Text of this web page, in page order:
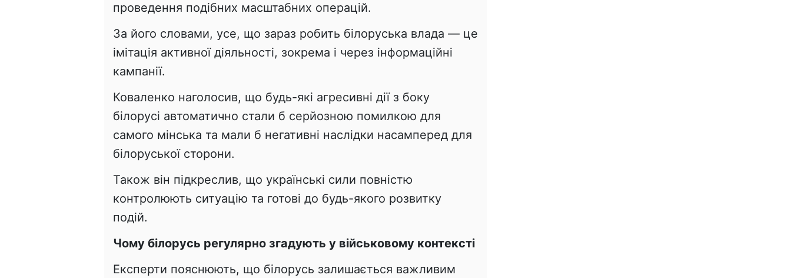
проведення подібних масштабних операцій.
За його словами, усе, що зараз робить білоруська влада — це
імітація активної діяльності, зокрема і через інформаційні
кампанії.
Коваленко наголосив, що будь-які агресивні дії з боку
білорусі автоматично стали б серйозною помилкою для
самого мінська та мали б негативні наслідки насамперед для
білоруської сторони.
Також він підкреслив, що українські сили повністю
контролюють ситуацію та готові до будь-якого розвитку
подій.
Чому білорусь регулярно згадують у військовому контексті
Експерти пояснюють, що білорусь залишається важливим